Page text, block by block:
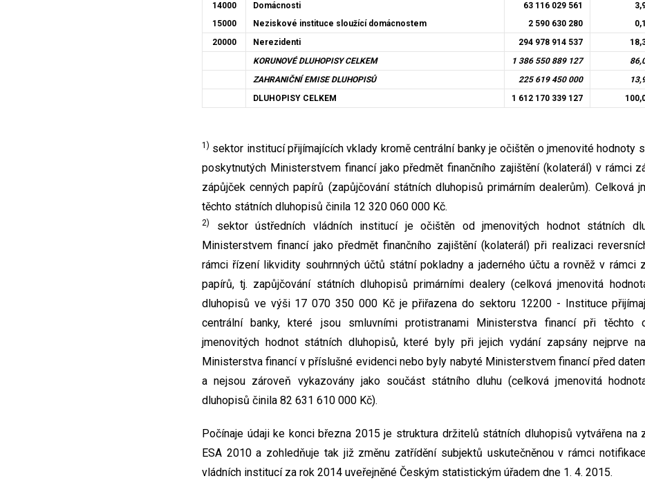
14000
Domácnosti 63 116 029 561
15000
Neziskové instituce sloužící domácnostem 2 590 630 280
20000
Nerezidenti 294 978 914 537
KORUNOVÉ DLUHOPISY CELKEM
1 386 550 889 127
ZAHRANIČNÍ EMISE DLUHOPISŮ
225 619 450 000
DLUHOPISY CELKEM
1 612 170 339 127
1) sektor institucí přijímajících vklady kromě centrální banky je očištěn o jmenovité hodnoty
poskytnutých Ministerstvem financí jako předmět finančního zajištění (kolaterál) v rámci
zápůjček cenných papírů (zapůjčování státních dluhopisů primárním dealerům). Celková
těchto státních dluhopisů činila 12 320 060 000 Kč.
2)
sektor ústředních vládních institucí je očištěn od jmenovitých hodnot státních
Ministerstvem financí jako předmět finančního zajištění (kolaterál) při realizaci
rámci řízení likvidity souhrnných účtů státní pokladny a jaderného účtu a rovněž v rámci
papírů, tj. zapůjčování státních dluhopisů primárními dealery (celková jmenovitá
dluhopisů ve výši 17 070 350 000 Kč je přiřazena do sektoru 12200 - Instituce
centrální banky, které jsou smluvními protistranami Ministerstva financí při těchto
jmenovitých hodnot státních dluhopisů, které byly při jejich vydání zapsány nejprve
Ministerstva financí v příslušné evidenci nebo byly nabyté Ministerstvem financí před
a nejsou zároveň vykazovány jako součást státního dluhu (celková jmenovitá
dluhopisů činila 82 631 610 000 Kč).
Počínaje údaji ke konci března 2015 je struktura držitelů státních dluhopisů vytvářena na
ESA 2010 a zohledňuje tak již změnu zatřídění subjektů uskutečněnou v rámci
vládních institucí za rok 2014 uveřejněné Českým statistickým úřadem dne 1. 4. 2015.